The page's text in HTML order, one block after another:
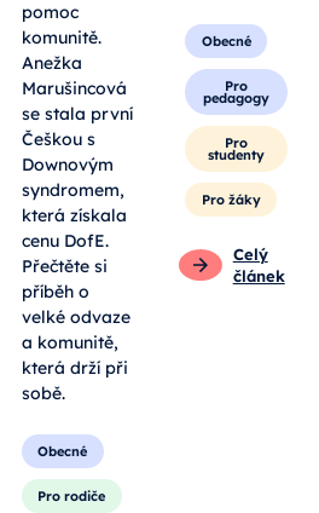
pomoc
komunitě.
Anežka
Marušincová
se stala první
Češkou s
Downovým
syndromem,
která získala
cenu DofE.
Přečtěte si
příběh o
velké odvaze
a komunitě,
která drží při
sobě.
Obecné
Pro rodiče
Obecné
Pro
pedagogy
Pro
studenty
Pro žáky
Celý
článek